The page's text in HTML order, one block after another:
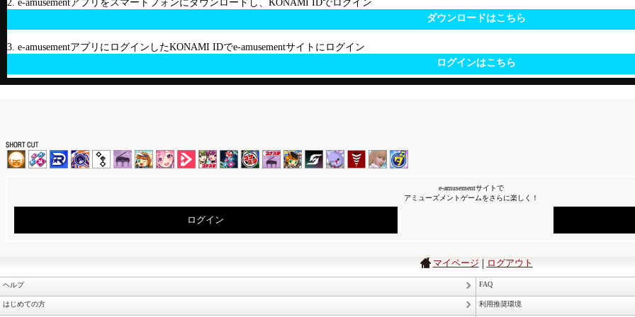
2. e-amusementアプリをスマートフォンにダウンロードし、KONAMI IDでログイン
ダウンロードはこちら
3. e-amusementアプリにログインしたKONAMI IDでe-amusementサイトにログイン
ログインはこちら
e-amusementサイトで
アミューズメントゲームをさらに楽しく！
ログイン
マイページ | ログアウト
ヘルプ FAQ
はじめての方 利用推奨環境